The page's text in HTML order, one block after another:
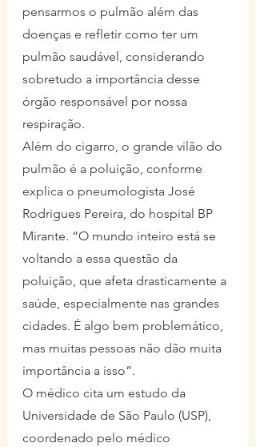
pensarmos o pulmão além das
doenças e refletir como ter um
pulmão saudável, considerando
sobretudo a importância desse
órgão responsável por nossa
respiração.
Além do cigarro, o grande vilão do
pulmão é a poluição, conforme
explica o pneumologista José
Rodrigues Pereira, do hospital BP
Mirante. “O mundo inteiro está se
voltando a essa questão da
poluição, que afeta drasticamente a
saúde, especialmente nas grandes
cidades. É algo bem problemático,
mas muitas pessoas não dão muita
importância a isso”.
O médico cita um estudo da
Universidade de São Paulo (USP),
coordenado pelo médico